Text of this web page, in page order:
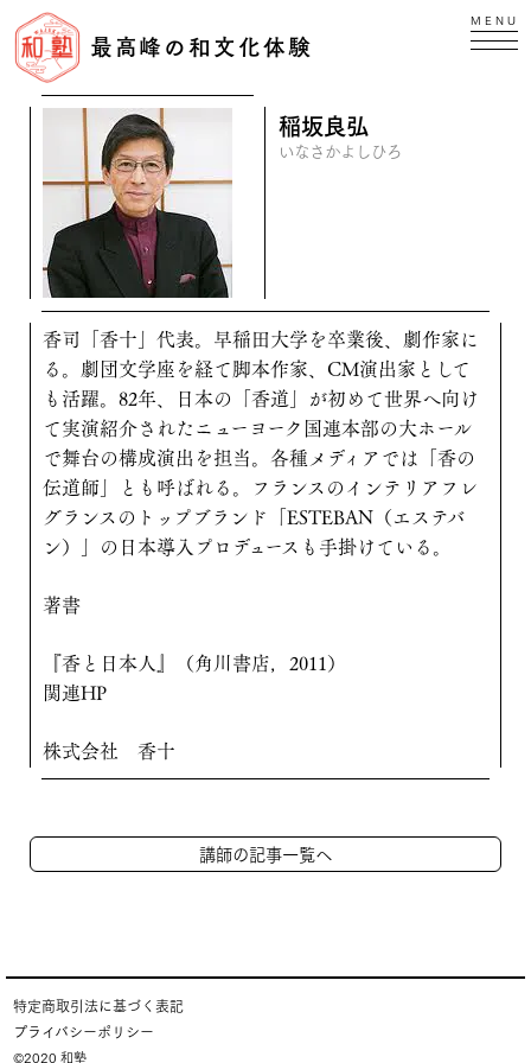
最高峰の和文化体験
MENU
稲坂良弘
いなさかよしひろ
香司「香十」代表。早稲田大学を卒業後、劇作家に
る。劇団文学座を経て脚本作家、CM演出家として
も活躍。82年、日本の「香道」が初めて世界へ向け
て実演紹介されたニューヨーク国連本部の大ホール
で舞台の構成演出を担当。各種メディアでは「香の
伝道師」とも呼ばれる。フランスのインテリアフレ
グランスのトップブランド「ESTEBAN（エステバ
ン）」の日本導入プロデュースも手掛けている。
著書
『香と日本人』（角川書店，2011）
関連HP
株式会社 香十
講師の記事一覧へ
特定商取引法に基づく表記
プライバシーポリシー
©2020 和塾